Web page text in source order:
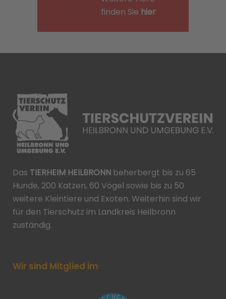
finden Sie hier
Das TIERHEIM HEILBRONN beherbergt bis zu 65
Hunde, 200 Katzen, 60 Vögel sowie bis zu 50
weitere Kleintiere und Exoten. Weiterhin sind wir
für den Tierschutz im Landkreis Heilbronn
zuständig.
Wir sind Mitglied im